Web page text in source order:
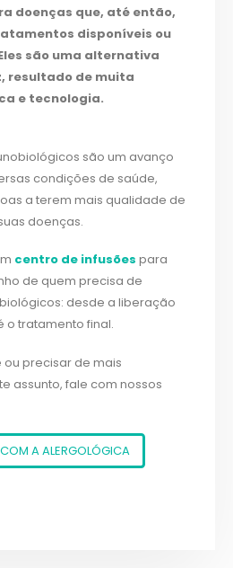
doenças que, até então,
disponíveis ou
são uma alternativa
resultado de muita
e tecnologia.
são um avanço
condições de saúde,
a terem mais qualidade de
doenças.
centro de infusões para
de quem precisa de
desde a liberação
o tratamento final.
ou precisar de mais
assunto, fale com nossos
A ALERGOLÓGICA